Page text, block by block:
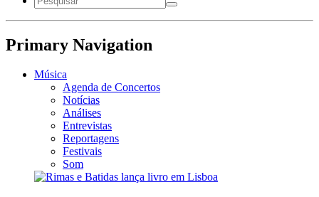
Primary Navigation
Música
Agenda de Concertos
Notícias
Análises
Entrevistas
Reportagens
Festivais
Som